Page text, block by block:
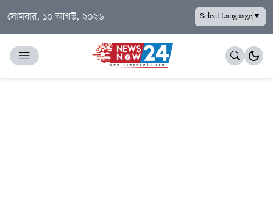
সোমবার, ১০ আগস্ট, ২০২৬ Select Language▼